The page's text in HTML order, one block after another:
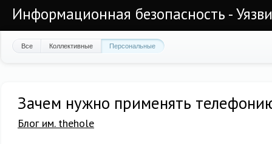
Информационная безопасность -
Все Коллективные Персональные
Зачем нужно применять
Блог им. thehole